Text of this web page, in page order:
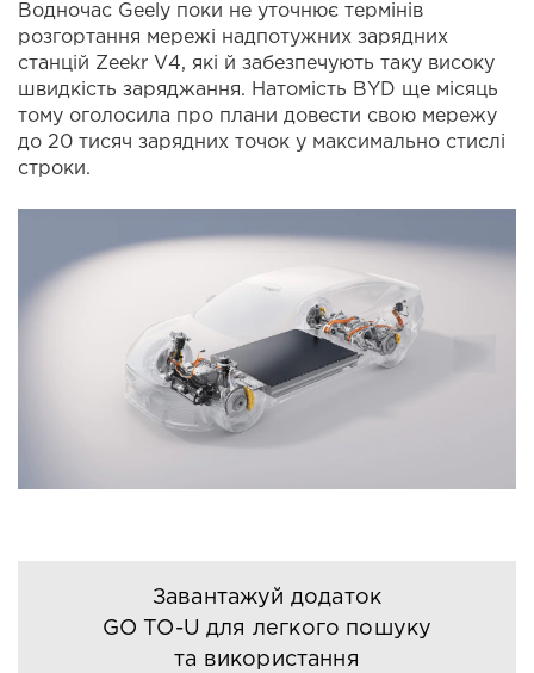
Водночас Geely поки не уточнює термінів
розгортання мережі надпотужних зарядних
станцій Zeekr V4, які й забезпечують таку високу
швидкість заряджання. Натомість BYD ще місяць
тому оголосила про плани довести свою мережу
до 20 тисяч зарядних точок у максимально стислі
строки.
Завантажуй додаток
GO TO-U для легкого пошуку
та використання